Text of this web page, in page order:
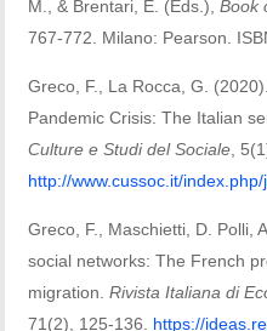
M., & Brentari, E. (Eds.),Book
767-772. Milano: Pearson.
Greco, F., La Rocca, G.
Pandemic Crisis: The Italian
Culture e Studi del Sociale ,
http://www.cussoc.it/
Greco, F., Maschietti, D. Polli,
social networks: The French
migration.Rivista Italiana di
71(2), 125-136. https://